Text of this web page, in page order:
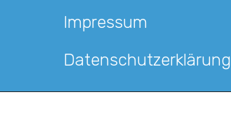
Impressum
Datenschutzerklärung
Karriere